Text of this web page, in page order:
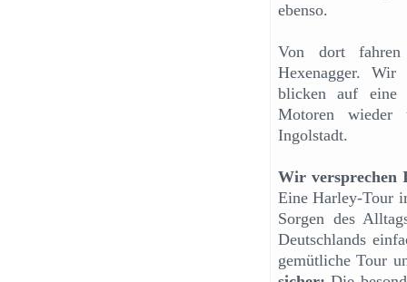
ebenso.
Von dort
Hexenagger.
blicken auf eine
Motoren wieder
Ingolstadt.
Wir versprechen
Eine Harley-Tour
Sorgen des
Deutschlands
gemütliche Tour